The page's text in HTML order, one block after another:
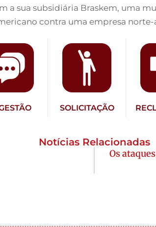
a sua subsidiária Braskem, uma
contra uma empresa norte-
SOLICITAÇÃO
Notícias Relacionadas
Os